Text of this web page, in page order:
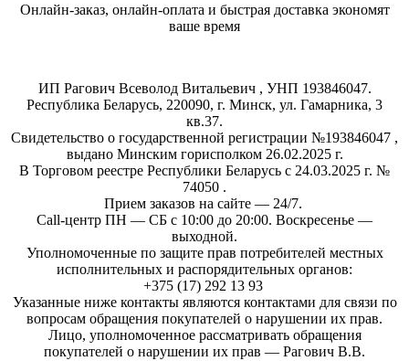
Онлайн-заказ, онлайн-оплата и быстрая доставка экономят
ваше время
ИП Рагович Всеволод Витальевич , УНП 193846047.
Республика Беларусь, 220090, г. Минск, ул. Гамарника, 3
кв.37.
Свидетельство о государственной регистрации №193846047 ,
выдано Минским горисполком 26.02.2025 г.
В Торговом реестре Республики Беларусь с 24.03.2025 г. №
74050 .
Прием заказов на сайте — 24/7.
Call-центр ПН — СБ с 10:00 до 20:00. Воскресенье —
выходной.
Уполномоченные по защите прав потребителей местных
исполнительных и распорядительных органов:
+375 (17) 292 13 93
Указанные ниже контакты являются контактами для связи по
вопросам обращения покупателей о нарушении их прав.
Лицо, уполномоченное рассматривать обращения
покупателей о нарушении их прав — Рагович В.В.